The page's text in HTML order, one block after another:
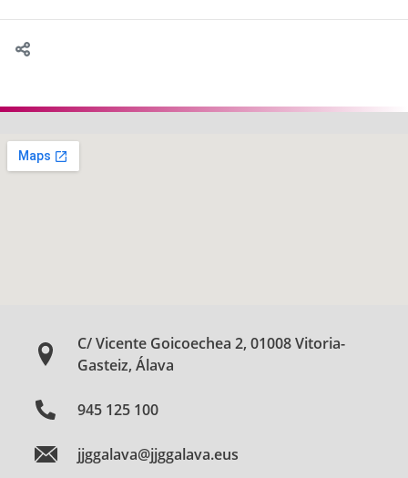
C/ Vicente Goicoechea 2, 01008 Vitoria-
Gasteiz, Álava
945 125 100
jjggalava@jjggalava.eus